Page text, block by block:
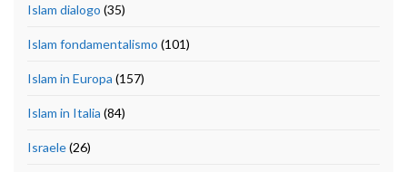
Islam dialogo (35)
Islam fondamentalismo (101)
Islam in Europa (157)
Islam in Italia (84)
Israele(26)